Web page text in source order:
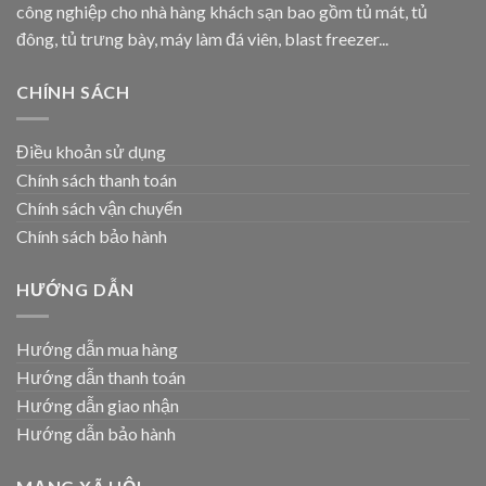
công nghiệp cho nhà hàng khách sạn bao gồm tủ mát, tủ
đông, tủ trưng bày, máy làm đá viên, blast freezer...
CHÍNH SÁCH
Điều khoản sử dụng
Chính sách thanh toán
Chính sách vận chuyển
Chính sách bảo hành
HƯỚNG DẪN
Hướng dẫn mua hàng
Hướng dẫn thanh toán
Hướng dẫn giao nhận
Hướng dẫn bảo hành